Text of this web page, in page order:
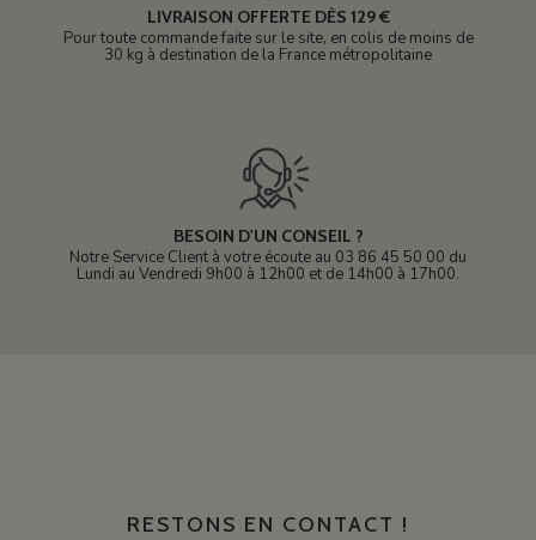
LIVRAISON OFFERTE DÈS 129 €
Pour toute commande faite sur le site, en colis de moins de
30 kg à destination de la France métropolitaine
BESOIN D'UN CONSEIL ?
Notre Service Client à votre écoute au 03 86 45 50 00 du
Lundi au Vendredi 9h00 à 12h00 et de 14h00 à 17h00.
RESTONS EN CONTACT !